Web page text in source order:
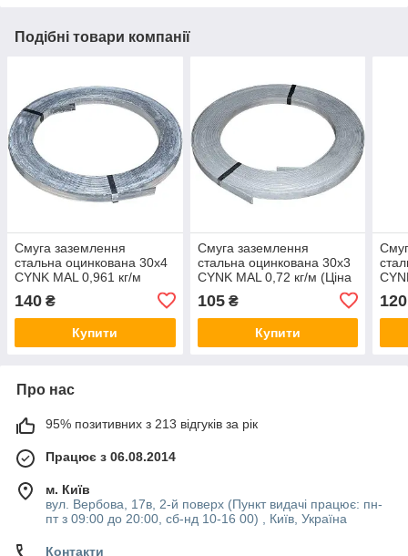
Подібні товари компанії
Смуга заземлення
стальна оцинкована 30х4
CYNK MAL 0,961 кг/м
140 ₴
Купити
Смуга заземлення
стальна оцинкована 30х3
CYNK MAL 0,72 кг/м (Ціна
105₴
Купити
120
Про нас
95% позитивних з 213 відгуків за рік
Працює з 06.08.2014
м. Київ
вул. Вербова, 17в, 2-й поверх (Пункт видачі працює: пн-
пт з 09:00 до 20:00, сб-нд 10-16 00) , Київ, Україна
Контакти